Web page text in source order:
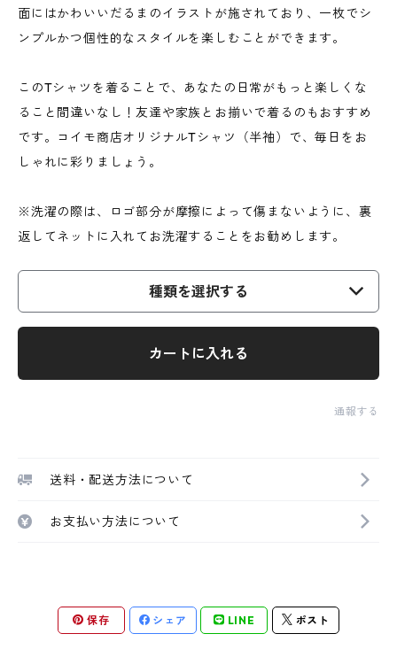
面にはかわいいだるまのイラストが施されており、一枚でシ
ンプルかつ個性的なスタイルを楽しむことができます。
このTシャツを着ることで、あなたの日常がもっと楽しくな
ること間違いなし！友達や家族とお揃いで着るのもおすすめ
です。コイモ商店オリジナルTシャツ（半袖）で、毎日をお
しゃれに彩りましょう。
※洗濯の際は、ロゴ部分が摩擦によって傷まないように、裏
返してネットに入れてお洗濯することをお勧めします。
種類を選択する
カートに入れる
通報する
送料・配送方法について
お支払い方法について
保存 シェア LINE ポスト